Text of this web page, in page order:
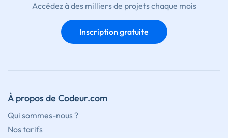
Accédez à des milliers de projets chaque mois
Inscription gratuite
À propos de Codeur.com
Qui sommes-nous ?
Nos tarifs